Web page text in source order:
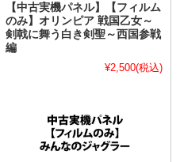
【中古実機パネル】【フィルム
のみ】オリンピア 戦国乙女～
剣戟に舞う白き剣聖～西国参戦
編
¥2,500(税込)